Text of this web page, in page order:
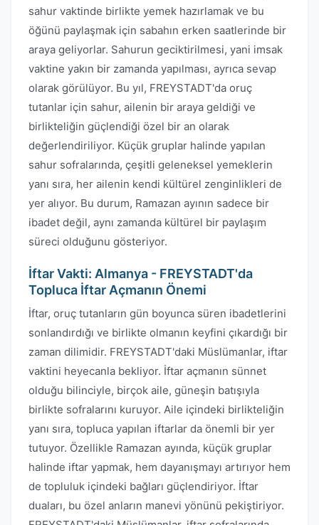
sahur vaktinde birlikte yemek hazırlamak ve bu
öğünü paylaşmak için sabahın erken saatlerinde bir
araya geliyorlar. Sahurun geciktirilmesi, yani imsak
vaktine yakın bir zamanda yapılması, ayrıca sevap
olarak görülüyor. Bu yıl, FREYSTADT'da oruç
tutanlar için sahur, ailenin bir araya geldiği ve
birlikteliğin güçlendiği özel bir an olarak
değerlendiriliyor. Küçük gruplar halinde yapılan
sahur sofralarında, çeşitli geleneksel yemeklerin
yanı sıra, her ailenin kendi kültürel zenginlikleri de
yer alıyor. Bu durum, Ramazan ayının sadece bir
ibadet değil, aynı zamanda kültürel bir paylaşım
süreci olduğunu gösteriyor.
İftar Vakti: Almanya - FREYSTADT'da
Topluca İftar Açmanın Önemi
İftar, oruç tutanların gün boyunca süren ibadetlerini
sonlandırdığı ve birlikte olmanın keyfini çıkardığı bir
zaman dilimidir. FREYSTADT'daki Müslümanlar, iftar
vaktini heyecanla bekliyor. İftar açmanın sünnet
olduğu bilinciyle, birçok aile, güneşin batışıyla
birlikte sofralarını kuruyor. Aile içindeki birlikteliğin
yanı sıra, topluca yapılan iftarlar da önemli bir yer
tutuyor. Özellikle Ramazan ayında, küçük gruplar
halinde iftar yapmak, hem dayanışmayı artırıyor hem
de topluluk içindeki bağları güçlendiriyor. İftar
duaları, bu özel anların manevi yönünü pekiştiriyor.